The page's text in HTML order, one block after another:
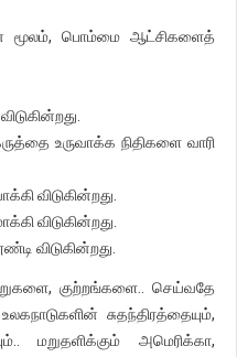
மூலம், பொம்மை ஆட்சிகளைத்
உருவாக்க நிதிகளை வாரி
விடுகின்றது.
விடுகின்றது.
விடுகின்றது.
குற்றங்களை.. செய்வதே
சுதந்திரத்தையும்,
மறுதளிக்கும் அமெரிக்கா,